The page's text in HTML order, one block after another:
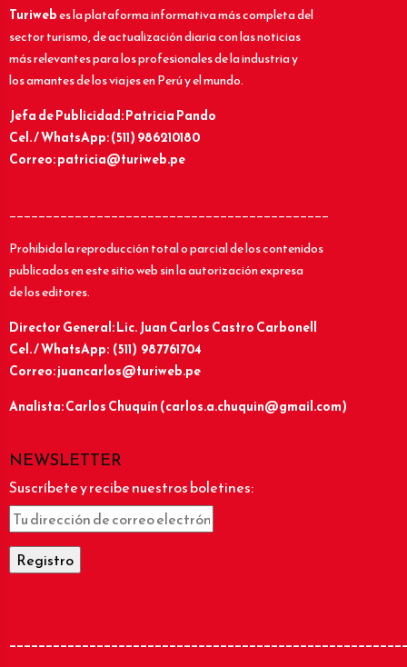
Turiwebes la plataforma informativa más completa del
sector turismo, de actualización diaria con las noticias
más relevantes para los profesionales de la industria y
los amantes de los viajes en Perú y el mundo.
Jefa de Publicidad: Patricia Pando
Cel. / WhatsApp: (511) 986210180
Correo: patricia@turiweb.pe
____________________________________________
Prohibida la reproducción total o parcial de los contenidos
publicados en este sitio web sin la autorización expresa
de los editores.
Director General: Lic.Juan Carlos Castro Carbonell
Cel. / WhatsApp: (511) 987761704
Correo: juancarlos@turiweb.pe
Analista: Carlos Chuquín (carlos.a.chuquin@gmail.com)
NEWSLETTER
Suscríbete y recibe nuestros boletines: